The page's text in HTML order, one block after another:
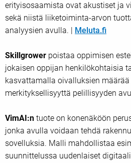
erityisosaamista ovat akustiset ja
sekä niistä liiketoiminta-arvon
analyysien avulla. | Meluta.fi
Skillgrower poistaa oppimisen
jokaisen oppijan henkilökohtaisia
kasvattamalla oivalluksien
merkityksellisyyttä pelillisyyden
VimAI:n tuote on konenäköön
jonka avulla voidaan tehdä
sovelluksia. Malli mahdollistaa
suunnittelussa uudenlaiset